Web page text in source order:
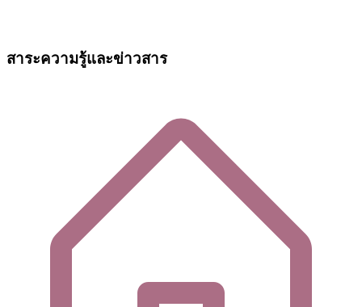
สาระความรู้และข่าวสาร